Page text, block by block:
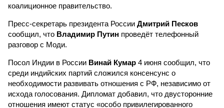
коалиционное правительство.
Пресс-секретарь президента России Дмитрий Песков
сообщил, что Владимир Путин проведёт телефонный
разговор с Моди.
Посол Индии в России Винай Кумар 4 июня сообщил, что
среди индийских партий сложился консенсунс о
необходимости развивать отношения с РФ, независимо от
исхода голосования. Дипломат добавил, что двусторонние
отношения имеют статус «особо привилегированного